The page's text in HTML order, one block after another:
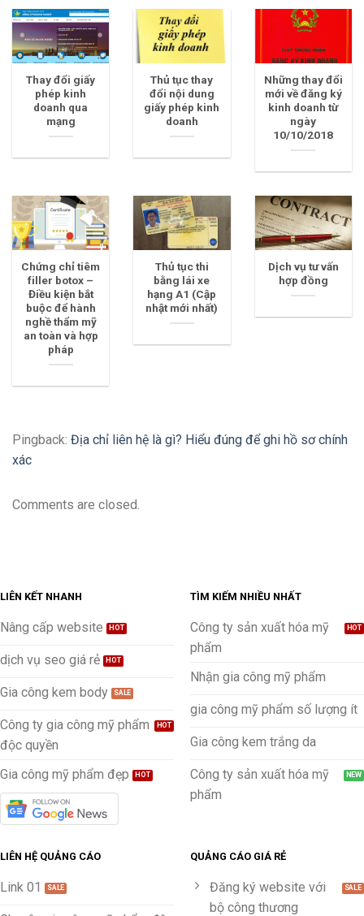
Thay đổi giấy
phép kinh
doanh qua
mạng
Thủ tục thay
đổi nội dung
giấy phép kinh
doanh
Những thay đổi
mới về đăng ký
kinh doanh từ
ngày
10/10/2018
Chứng chỉ tiêm
filler botox –
Điều kiện bắt
buộc để hành
nghề thẩm mỹ
an toàn và hợp
pháp
Thủ tục thi
bằng lái xe
hạng A1 (Cập
nhật mới nhất)
Dịch vụ tư vấn
hợp đồng
Pingback: Địa chỉ liên hệ là gì? Hiểu đúng để ghi hồ sơ chính
xác
Comments are closed.
LIÊN KẾT NHANH
Nâng cấp website
dịch vụ seo giá rẻ
Gia công kem body
Công ty gia công mỹ phẩm
độc quyền
Gia công mỹ phẩm đẹp
TÌM KIẾM NHIỀU NHẤT
Công ty sản xuất hóa mỹ
phẩm
Nhận gia công mỹ phẩm
gia công mỹ phẩm số lượng ít
Gia công kem trắng da
Công ty sản xuất hóa mỹ
phẩm
LIÊN HỆ QUẢNG CÁO
Link 01
QUẢNG CÁO GIÁ RẺ
Đăng ký website với
bộ công thương